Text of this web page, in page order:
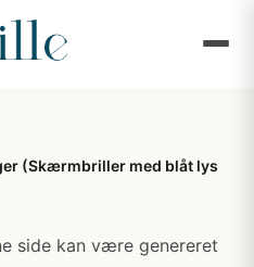
(Skærmbriller med blåt lys
side kan være genereret